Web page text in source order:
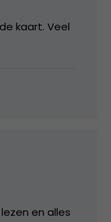
kaart. Veel
en alles